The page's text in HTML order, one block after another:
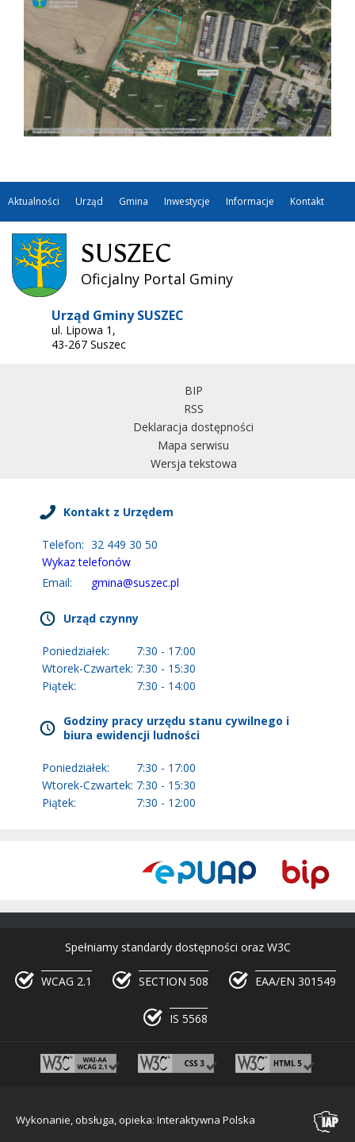
Aktualności Urząd Gmina Inwestycje Informacje Kontakt
SUSZEC
Oficjalny Portal Gminy
Urząd Gminy SUSZEC
ul. Lipowa 1,
43-267 Suszec
BIP
RSS
Deklaracja dostępności
Mapa serwisu
Wersja tekstowa
Kontakt z Urzędem
Telefon: 32 449 30 50
Wykaz telefonów
Email:
gmina@suszec.pl
Urząd czynny
Poniedziałek:
7:30 - 17:00
Wtorek-Czwartek: 7:30 - 15:30
Piątek:
7:30 - 14:00
Godziny pracy urzędu stanu cywilnego i
biura ewidencji ludności
Poniedziałek:
7:30 - 17:00
Wtorek-Czwartek: 7:30 - 15:30
Piątek:
7:30 - 12:00
Spełniamy standardy dostępności oraz W3C
WCAG 2.1 SECTION 508 EAA/EN 301549
IS 5568
Wykonanie, obsługa, opieka: Interaktywna Polska